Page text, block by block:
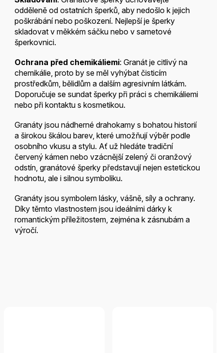
odděleně od ostatních šperků, aby nedošlo k jejich
poškrábání nebo poškození. Nejlepší je šperky
skladovat v měkkém sáčku nebo v sametové
šperkovnici.
Ochrana před chemikáliemi: Granát je citlivý na
chemikálie, proto by se měl vyhýbat čisticím
prostředkům, bělidlům a dalším agresivním látkám.
Doporučuje se sundat šperky při práci s chemikáliemi
nebo při kontaktu s kosmetikou.
Granáty jsou nádherné drahokamy s bohatou historií
a širokou škálou barev, které umožňují výběr podle
osobního vkusu a stylu. Ať už hledáte tradiční
červený kámen nebo vzácnější zelený či oranžový
odstín, granátové šperky představují nejen estetickou
hodnotu, ale i silnou symboliku.
Granáty jsou symbolem lásky, vášně, síly a ochrany.
Díky těmto vlastnostem jsou ideálními dárky k
romantickým příležitostem, zejména k zásnubám a
výročí.